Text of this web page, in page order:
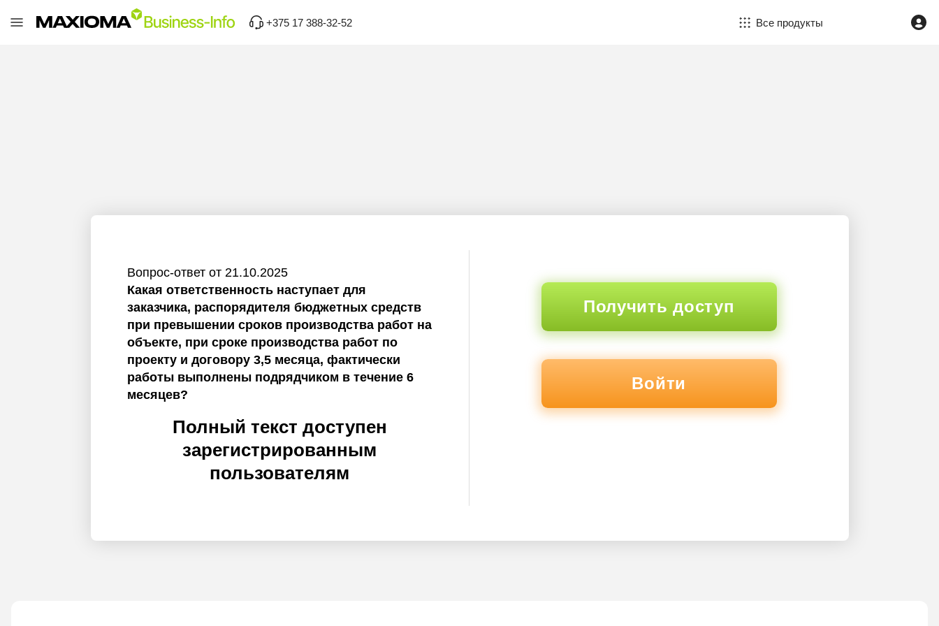
+375 17 388-32-52 Все продукты
Вопрос-ответ от 21.10.2025
Какая ответственность наступает для
заказчика, распорядителя бюджетных средств
при превышении сроков производства работ на
объекте, при сроке производства работ по
проекту и договору 3,5 месяца, фактически
работы выполнены подрядчиком в течение 6
месяцев?
Полный текст доступен
зарегистрированным
пользователям
Получить доступ
Войти